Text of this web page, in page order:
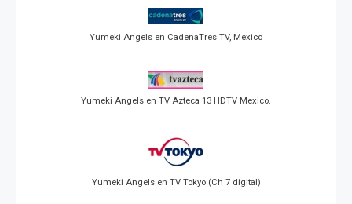
Yumeki Angels en CadenaTres TV, Mexico
Yumeki Angels en TV Azteca 13 HDTV Mexico.
Yumeki Angels en TV Tokyo (Ch 7 digital)